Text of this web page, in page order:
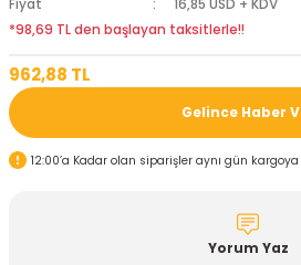
Fiyat
16,85 USD + KDV
*98,69 TL den başlayan taksitlerle!!
962,88 TL
Gelince Haber
12:00’a Kadar olan siparişler aynı gün
Yorum Yaz